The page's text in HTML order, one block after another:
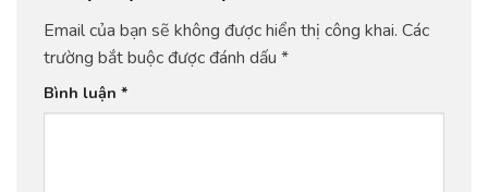
Email của bạn sẽ không được hiển thị công khai. Các
trường bắt buộc được đánh dấu *
Bình luận *